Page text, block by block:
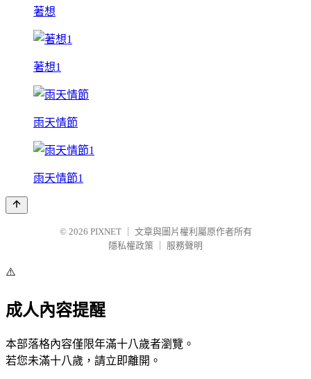
著想
著想1
雨天情節
雨天情節1
© 2026 PIXNET
文章與圖片權利屬原作者所有
隱私權政策
服務聲明
⚠️
成人內容提醒
本部落格內容僅限年滿十八歲者瀏覽。
若您未滿十八歲，請立即離開。